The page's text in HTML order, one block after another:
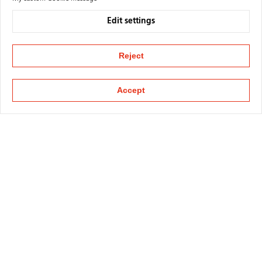
Edit settings
Reject
Accept